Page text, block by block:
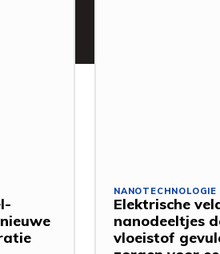
NANOTECHNOLOGIE
Elektrische
nanodeeltjes
vloeistof